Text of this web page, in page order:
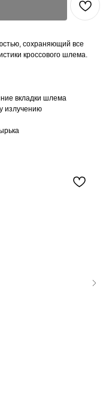
сохраняющий все
кроссового шлема.
вкладки шлема
излучению